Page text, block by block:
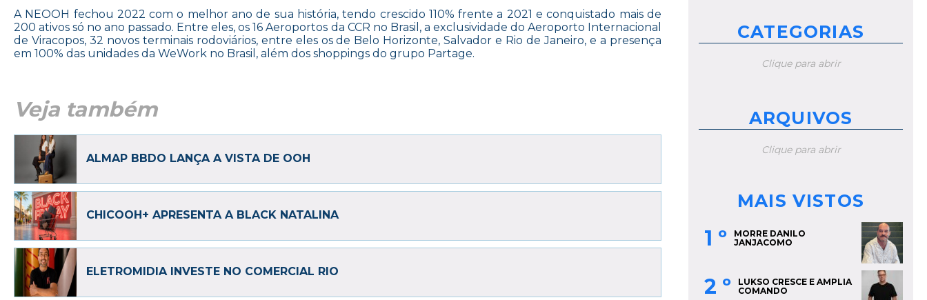
A NEOOH fechou 2022 com o melhor ano de sua história, tendo crescido 110% frente a 2021 e conquistado mais de
200 ativos só no ano passado. Entre eles, os 16 Aeroportos da CCR no Brasil, a exclusividade do Aeroporto Internacional
de Viracopos, 32 novos terminais rodoviários, entre eles os de Belo Horizonte, Salvador e Rio de Janeiro, e a presença
em 100% das unidades da WeWork no Brasil, além dos shoppings do grupo Partage.
Veja também
ALMAP BBDO LANÇA A VISTA DE OOH
CHICOOH+ APRESENTA A BLACK NATALINA
ELETROMIDIA INVESTE NO COMERCIAL RIO
CATEGORIAS
Clique para abrir
ARQUIVOS
Clique para abrir
MAIS VISTOS
1 º
MORRE DANILO
JANJACOMO
2 º
LUKSO CRESCE E AMPLIA
COMANDO